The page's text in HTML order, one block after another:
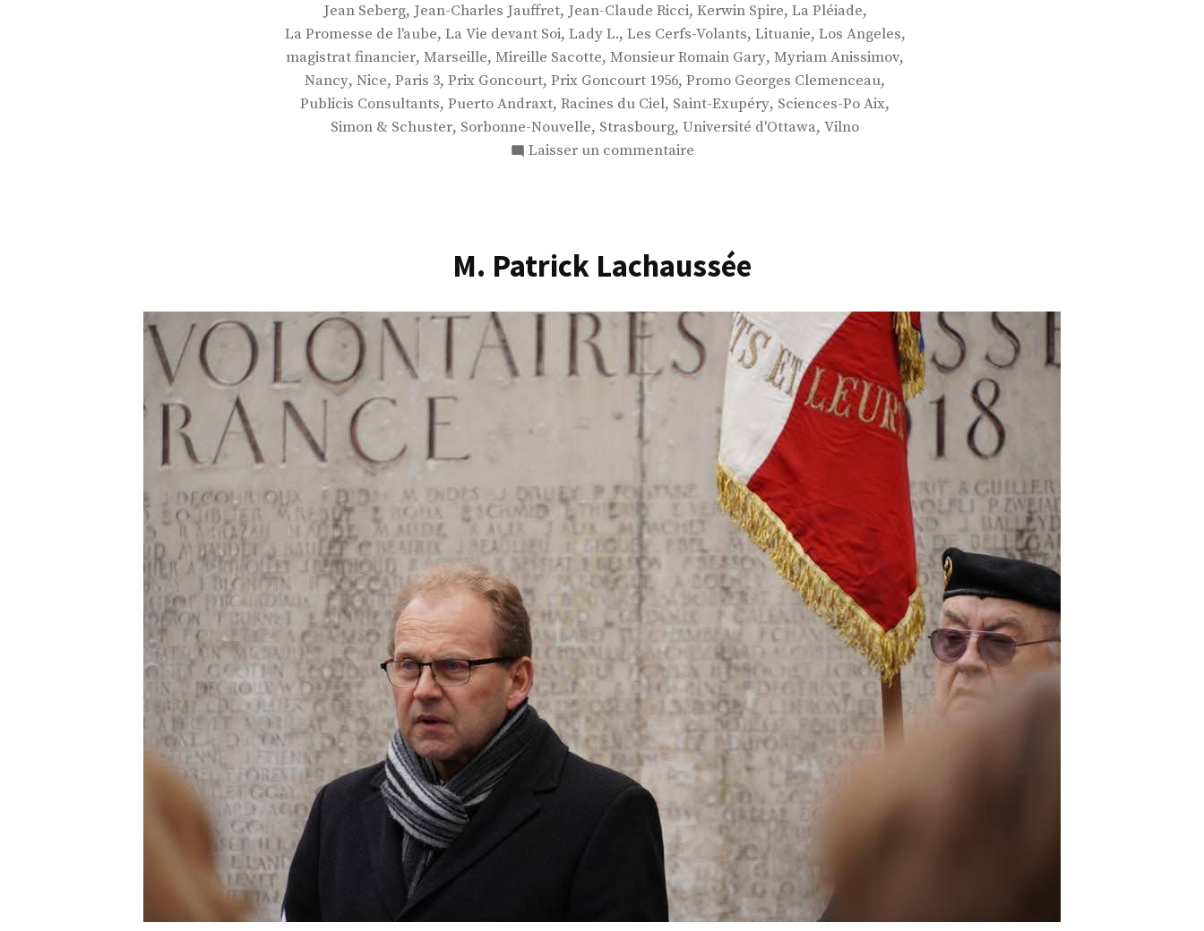
Jean Seberg, Jean-Charles Jauffret, Jean-Claude Ricci, Kerwin Spire, La Pléiade,
La Promesse de l'aube, La Vie devant Soi, Lady L., Les Cerfs-Volants, Lituanie, Los Angeles,
magistrat financier, Marseille, Mireille Sacotte, Monsieur Romain Gary, Myriam Anissimov,
Nancy, Nice, Paris 3, Prix Goncourt, Prix Goncourt 1956, Promo Georges Clemenceau,
Publicis Consultants, Puerto Andraxt, Racines du Ciel, Saint-Exupéry, Sciences-Po Aix,
Simon & Schuster, Sorbonne-Nouvelle, Strasbourg, Université d'Ottawa, Vilno
Laisser un commentairesur
M. Patrick Lachaussée